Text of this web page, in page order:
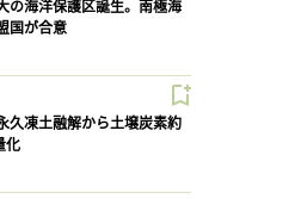
の海洋保護区誕生。南極海
国が合意
久凍土融解から土壌炭素約
化